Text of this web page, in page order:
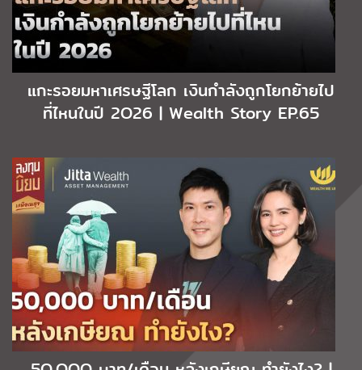
แกะรอยมหาเศรษฐีโลก เงินกำลังถูกโยกย้ายไป
ที่ไหนในปี 2O26 | Wealth Story EP.65